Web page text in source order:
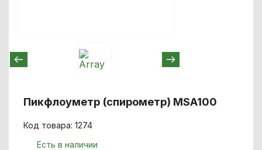
Пикфлоуметр (спирометр) MSA100
Код товара: 1274
Есть в наличии